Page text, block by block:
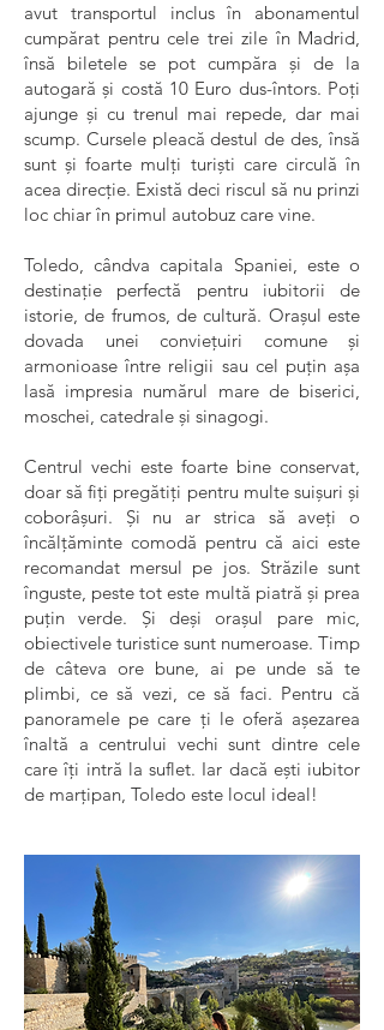
avut transportul inclus în abonamentul
cumpărat pentru cele trei zile în Madrid,
însă biletele se pot cumpăra și de la
autogară și costă 10 Euro dus-întors. Poți
ajunge și cu trenul mai repede, dar mai
scump. Cursele pleacă destul de des, însă
sunt și foarte mulți turiști care circulă în
acea direcție. Există deci riscul să nu prinzi
loc chiar în primul autobuz care vine.
Toledo, cândva capitala Spaniei, este o
destinație perfectă pentru iubitorii de
istorie, de frumos, de cultură. Orașul este
dovada unei conviețuiri comune și
armonioase între religii sau cel puțin așa
lasă impresia numărul mare de biserici,
moschei, catedrale și sinagogi.
Centrul vechi este foarte bine conservat,
doar să fiți pregătiți pentru multe suișuri și
coborâșuri. Și nu ar strica să aveți o
încălțăminte comodă pentru că aici este
recomandat mersul pe jos. Străzile sunt
înguste, peste tot este multă piatră și prea
puțin verde. Și deși orașul pare mic,
obiectivele turistice sunt numeroase. Timp
de câteva ore bune, ai pe unde să te
plimbi, ce să vezi, ce să faci. Pentru că
panoramele pe care ți le oferă așezarea
înaltă a centrului vechi sunt dintre cele
care îți intră la suflet. Iar dacă ești iubitor
de marțipan, Toledo este locul ideal!